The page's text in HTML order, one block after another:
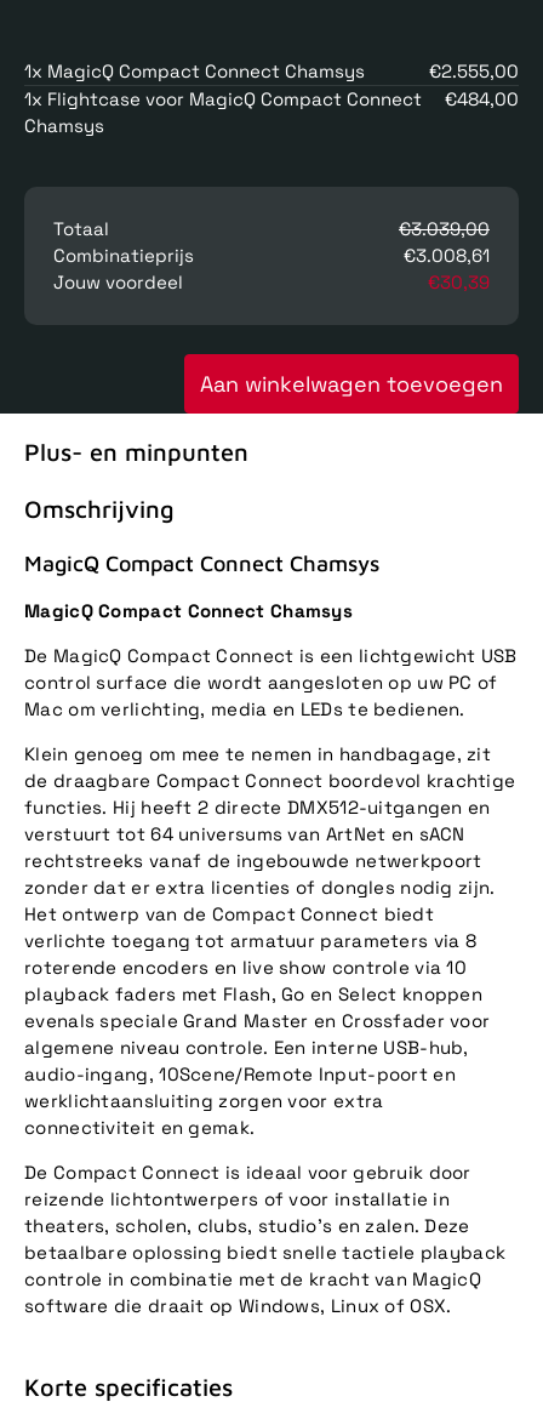
1x MagicQ Compact Connect Chamsys
€2.555,00
1x Flightcase voor MagicQ Compact Connect
Chamsys
€484,00
Totaal
€3.039,00
Combinatieprijs
€3.008,61
Jouw voordeel
€30,39
Aan winkelwagen toevoegen
Plus- en minpunten
Omschrijving
MagicQ Compact Connect Chamsys
MagicQ Compact Connect Chamsys
De MagicQ Compact Connect is een lichtgewicht USB
control surface die wordt aangesloten op uw PC of
Mac om verlichting, media en LEDs te bedienen.
Klein genoeg om mee te nemen in handbagage, zit
de draagbare Compact Connect boordevol krachtige
functies. Hij heeft 2 directe DMX512-uitgangen en
verstuurt tot 64 universums van ArtNet en sACN
rechtstreeks vanaf de ingebouwde netwerkpoort
zonder dat er extra licenties of dongles nodig zijn.
Het ontwerp van de Compact Connect biedt
verlichte toegang tot armatuur parameters via 8
roterende encoders en live show controle via 10
playback faders met Flash, Go en Select knoppen
evenals speciale Grand Master en Crossfader voor
algemene niveau controle. Een interne USB-hub,
audio-ingang, 10Scene/Remote Input-poort en
werklichtaansluiting zorgen voor extra
connectiviteit en gemak.
De Compact Connect is ideaal voor gebruik door
reizende lichtontwerpers of voor installatie in
theaters, scholen, clubs, studio's en zalen. Deze
betaalbare oplossing biedt snelle tactiele playback
controle in combinatie met de kracht van MagicQ
software die draait op Windows, Linux of OSX.
Korte specificaties